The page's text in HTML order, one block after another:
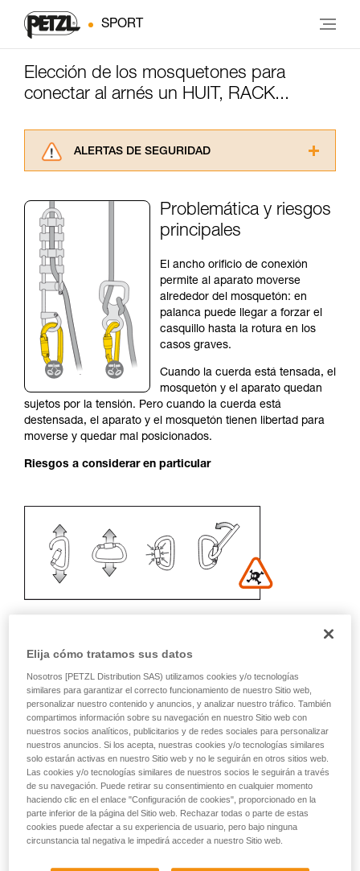
SPORT
Elección de los mosquetones para
conectar al arnés un HUIT, RACK...
ALERTAS DE SEGURIDAD
consultarlo. Usted debe comprender la
información de la ficha técnica para poder
Dominar estas técnicas requiere una formación
y un entrenamiento específico. Confirme a
través de un profesional su capacidad para
ejecutar estas técnicas, solo y con total
seguridad, antes de ejecutarlas de forma
autónoma.
Damos ejemplos de técnicas relacionadas con
su actividad. Pueden existir otras que no
describimos aquí.
Problemática y riesgos
principales
El ancho orificio de conexión
permite al aparato moverse
alrededor del mosquetón: en
palanca puede llegar a forzar el
casquillo hasta la rotura en los
casos graves.
Cuando la cuerda está tensada, el
mosquetón y el aparato quedan
sujetos por la tensión. Pero cuando la cuerda está
destensada, el aparato y el mosquetón tienen libertad para
moverse y quedar mal posicionados.
Riesgos a considerar en particular
Recomendación del mosquetón y
accesorios
- Utilice un mosquetón en forma de D.
- Escoja el tipo de bloqueo según su preferencia.
Elija cómo tratamos sus datos
Nosotros [PETZL Distribution SAS) utilizamos cookies y/o tecnologías
similares para garantizar el correcto funcionamiento de nuestro Sitio web,
personalizar nuestro contenido y anuncios, y analizar nuestro tráfico. También
compartimos información sobre su navegación en nuestro Sitio web con
nuestros socios analíticos, publicitarios y de redes sociales para personalizar
nuestros anuncios. Si los acepta, nuestras cookies y/o tecnologías similares
solo estarán activas en nuestro Sitio web y no le seguirán en otros sitios web.
Las cookies y/o tecnologías similares de nuestros socios le seguirán a través
de su navegación. Puede retirar su consentimiento en cualquier momento
haciendo clic en el enlace "Configuración de cookies", proporcionado en la
parte inferior de la página del Sitio web. Rechazar todas o parte de estas
cookies puede afectar a su experiencia de usuario, pero bajo ninguna
circunstancia tal negativa le impedirá acceder a nuestro Sitio web.